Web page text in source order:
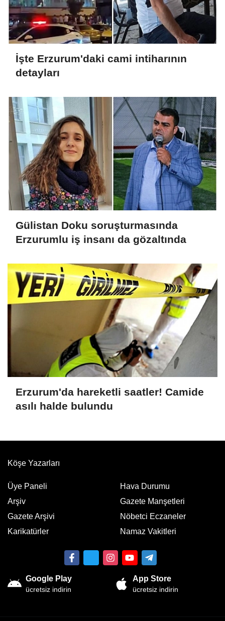
İşte Erzurum'daki cami intiharının
detayları
Gülistan Doku soruşturmasında
Erzurumlu iş insanı da gözaltında
Erzurum'da hareketli saatler! Camide
asılı halde bulundu
Köşe Yazarları
Üye Paneli
Arşiv
Gazete Arşivi
Karikatürler
Hava Durumu
Gazete Manşetleri
Nöbetci Eczaneler
Namaz Vakitleri
Google Play
ücretsiz indirin
App Store
ücretsiz indirin